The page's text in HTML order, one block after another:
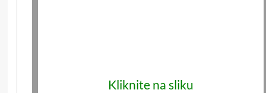
Kliknite na sliku